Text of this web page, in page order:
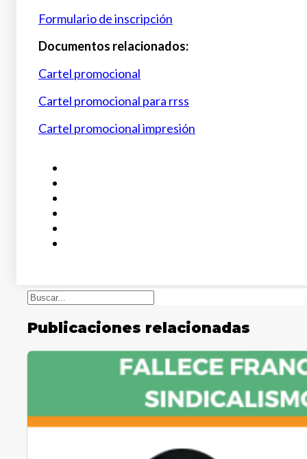
Formulario de inscripción
Documentos relacionados:
Cartel promocional
Cartel promocional para rrss
Cartel promocional impresión
Buscar
Publicaciones relacionadas